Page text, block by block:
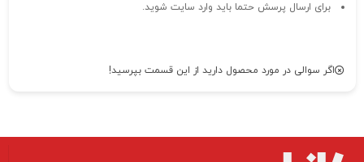
برای ارسال پرسش حتما باید وارد سایت شوید.
اگر سوالی در مورد محصول دارید از این قسمت بپرسید!